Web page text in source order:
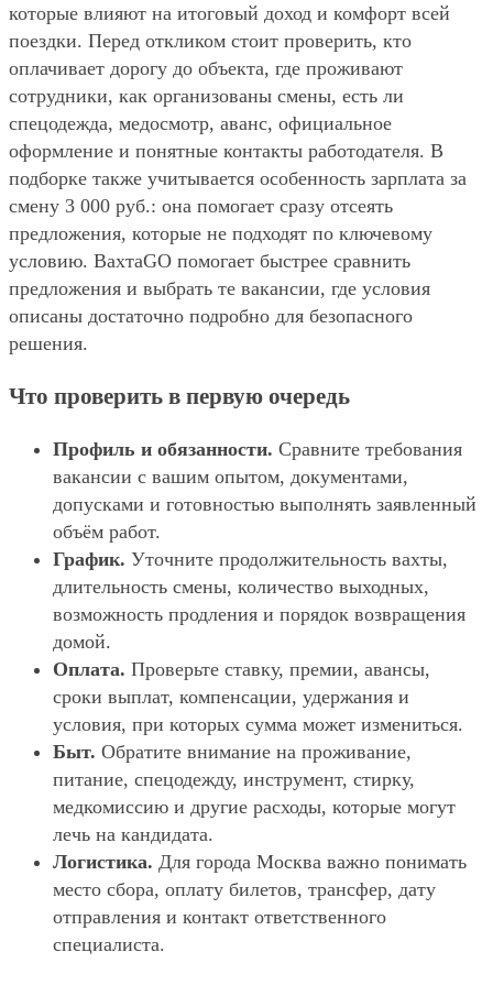
которые влияют на итоговый доход и комфорт всей
поездки. Перед откликом стоит проверить, кто
оплачивает дорогу до объекта, где проживают
сотрудники, как организованы смены, есть ли
спецодежда, медосмотр, аванс, официальное
оформление и понятные контакты работодателя. В
подборке также учитывается особенность зарплата за
смену 3 000 руб.: она помогает сразу отсеять
предложения, которые не подходят по ключевому
условию. ВахтаGO помогает быстрее сравнить
предложения и выбрать те вакансии, где условия
описаны достаточно подробно для безопасного
решения.
Что проверить в первую очередь
Профиль и обязанности. Сравните требования
вакансии с вашим опытом, документами,
допусками и готовностью выполнять заявленный
объём работ.
График. Уточните продолжительность вахты,
длительность смены, количество выходных,
возможность продления и порядок возвращения
домой.
Оплата. Проверьте ставку, премии, авансы,
сроки выплат, компенсации, удержания и
условия, при которых сумма может измениться.
Быт. Обратите внимание на проживание,
питание, спецодежду, инструмент, стирку,
медкомиссию и другие расходы, которые могут
лечь на кандидата.
Логистика. Для города Москва важно понимать
место сбора, оплату билетов, трансфер, дату
отправления и контакт ответственного
специалиста.